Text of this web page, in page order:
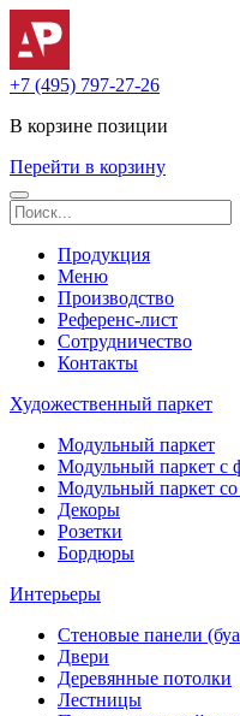
+7 (495) 797-27-26
В корзине позиции
Перейти в корзину
Продукция
Меню
Производство
Референс-лист
Сотрудничество
Контакты
Художественный паркет
Модульный паркет
Модульный паркет
Модульный паркет со
Декоры
Розетки
Бордюры
Интерьеры
Стеновые панели
Двери
Деревянные потолки
Лестницы